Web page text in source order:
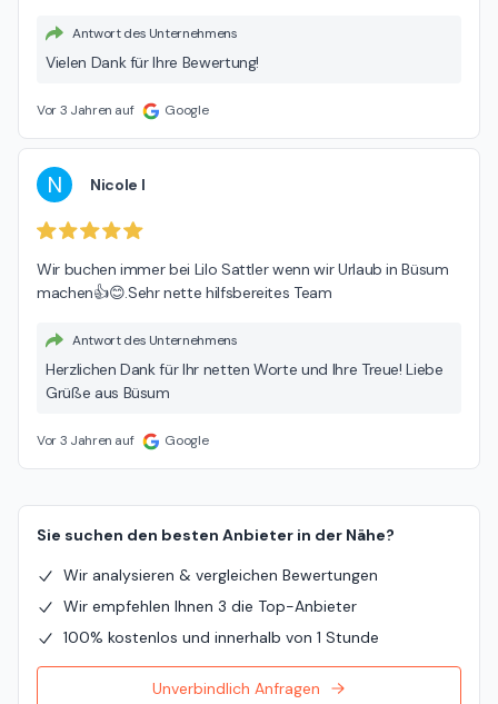
Antwort des Unternehmens
Vielen Dank für Ihre Bewertung!
Vor 3 Jahren auf Google
N Nicole I
Wir buchen immer bei Lilo Sattler wenn wir Urlaub in Büsum
machen👍😊.Sehr nette hilfsbereites Team
Antwort des Unternehmens
Herzlichen Dank für Ihr netten Worte und Ihre Treue! Liebe
Grüße aus Büsum
Vor 3 Jahren auf Google
Sie suchen den besten Anbieter in der Nähe?
Wir analysieren & vergleichen Bewertungen
Wir empfehlen Ihnen 3 die Top-Anbieter
100% kostenlos und innerhalb von 1 Stunde
Unverbindlich Anfragen